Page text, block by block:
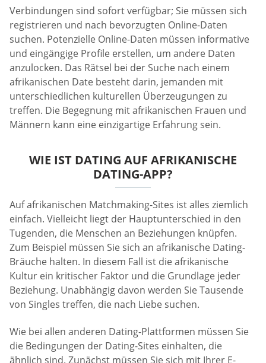
Verbindungen sind sofort verfügbar; Sie müssen sich
registrieren und nach bevorzugten Online-Daten
suchen. Potenzielle Online-Daten müssen informative
und eingängige Profile erstellen, um andere Daten
anzulocken. Das Rätsel bei der Suche nach einem
afrikanischen Date besteht darin, jemanden mit
unterschiedlichen kulturellen Überzeugungen zu
treffen. Die Begegnung mit afrikanischen Frauen und
Männern kann eine einzigartige Erfahrung sein.
WIE IST DATING AUF AFRIKANISCHE
DATING-APP?
Auf afrikanischen Matchmaking-Sites ist alles ziemlich
einfach. Vielleicht liegt der Hauptunterschied in den
Tugenden, die Menschen an Beziehungen knüpfen.
Zum Beispiel müssen Sie sich an afrikanische Dating-
Bräuche halten. In diesem Fall ist die afrikanische
Kultur ein kritischer Faktor und die Grundlage jeder
Beziehung. Unabhängig davon werden Sie Tausende
von Singles treffen, die nach Liebe suchen.
Wie bei allen anderen Dating-Plattformen müssen Sie
die Bedingungen der Dating-Sites einhalten, die
ähnlich sind. Zunächst müssen Sie sich mit Ihrer E-